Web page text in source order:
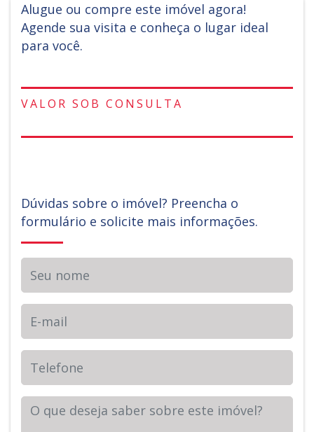
Alugue ou compre este imóvel agora!
Agende sua visita e conheça o lugar ideal
para você.
VALOR SOB CONSULTA
Dúvidas sobre o imóvel? Preencha o
formulário e solicite mais informações.
Telefone
Sua Mensagem